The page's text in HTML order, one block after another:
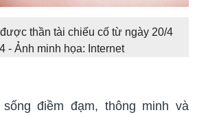
thần tài chiếu cố từ ngày 20/4
- Ảnh minh họa: Internet
điềm đạm, thông minh và